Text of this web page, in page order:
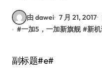
由 dawei 7 月 21, 2017
#一加5，一加新旗舰 #新
副标题#e#